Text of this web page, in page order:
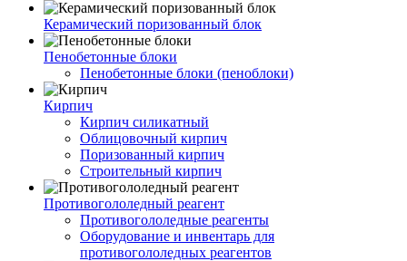
Керамический поризованный блок
Пенобетонные блоки
Пенобетонные блоки (пеноблоки)
Кирпич
Кирпич силикатный
Облицовочный кирпич
Поризованный кирпич
Строительный кирпич
Противогололедный реагент
Противогололедные реагенты
Оборудование и инвентарь для
противогололедных реагентов